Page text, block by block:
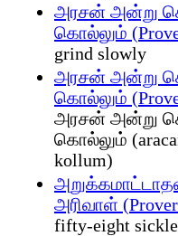
அரசன் அன்று
கொல்லும்
grind slowly
அரசன் அன்று
கொல்லும்
அரசன் அன்று
கொல்லும்
kollum)
அரிவாள்
fifty-eight